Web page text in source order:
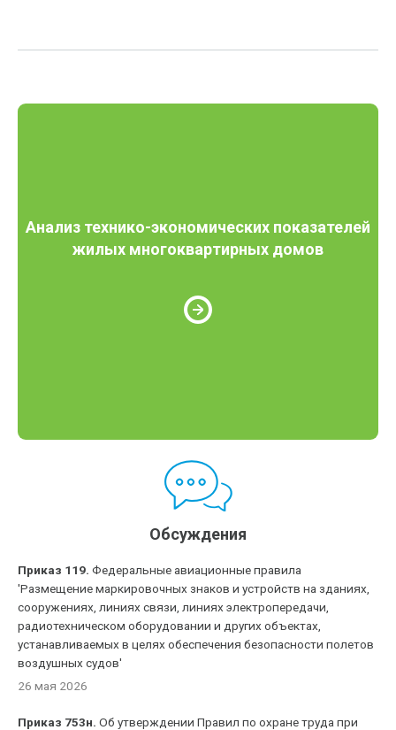
Анализ технико-экономических показателей
жилых многоквартирных домов
Обсуждения
Приказ 119. Федеральные авиационные правила
'Размещение маркировочных знаков и устройств на зданиях,
сооружениях, линиях связи, линиях электропередачи,
радиотехническом оборудовании и других объектах,
устанавливаемых в целях обеспечения безопасности полетов
воздушных судов'
26 мая 2026
Приказ 753н. Об утверждении Правил по охране труда при